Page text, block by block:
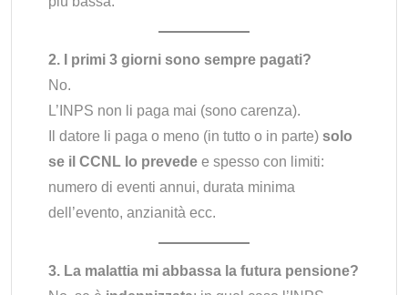
2. I primi 3 giorni sono sempre pagati?
No.
L’INPS non li paga mai (sono carenza).
Il datore li paga o meno (in tutto o in parte) solo
se il CCNL lo prevede e spesso con limiti:
numero di eventi annui, durata minima
dell’evento, anzianità ecc.
3. La malattia mi abbassa la futura pensione?